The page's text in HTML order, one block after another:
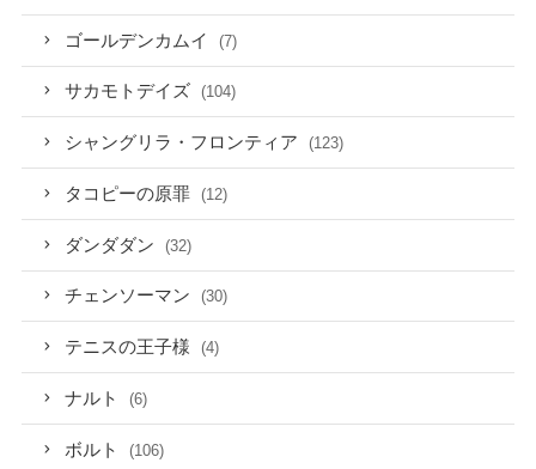
ゴールデンカムイ (7)
サカモトデイズ (104)
シャングリラ・フロンティア (123)
タコピーの原罪 (12)
ダンダダン (32)
チェンソーマン (30)
テニスの王子様 (4)
ナルト (6)
ボルト (106)